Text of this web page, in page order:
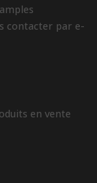
contacter par e-
en vente